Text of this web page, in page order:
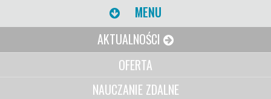
MENU
AKTUALNOŚCI
OFERTA
NAUCZANIE ZDALNE